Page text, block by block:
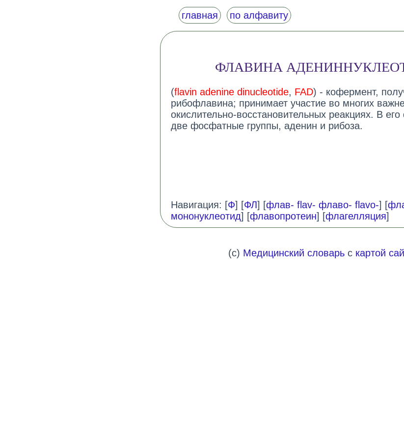
главная по алфавиту
ФЛАВИНА
(flavin adenine dinucleotide, FAD) - кофермент,
рибофлавина; принимает участие во многих
окислительно-восстановительных реакциях. В его
две фосфатные группы, аденин и рибоза.
Навигация: [Ф] [ФЛ] [флав- flav- флаво- flavo-] [
мононуклеотид] [флавопротеин] [флагелляция]
(c) Медицинский словарьс картой